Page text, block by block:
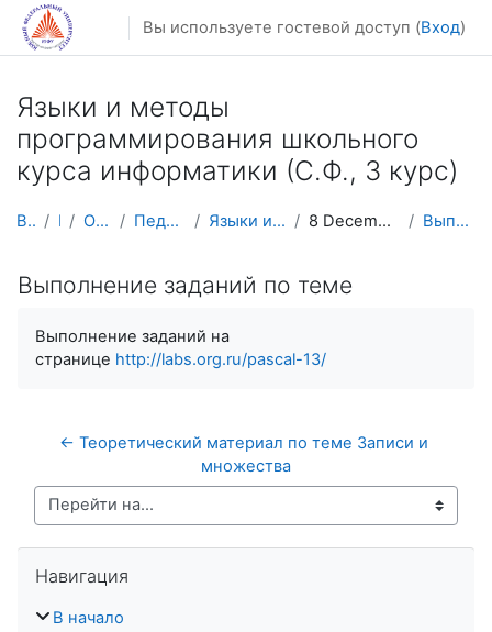
Перейти к основному содержанию
Вы используете гостевой доступ (Вход)
Языки и методы
программирования школьного
курса информатики (С.Ф., 3 курс)
В начало Курсы Осенний семестр Педагогическое образование Языки и методы 3к Pascal (продолжение) 8 December - 14 December: Записи и множества Выполнение заданий по теме
Выполнение заданий по теме
Выполнение заданий на
странице http://labs.org.ru/pascal-13/
← Теоретический материал по теме Записи и
множества
Перейти на...
Навигация
В начало